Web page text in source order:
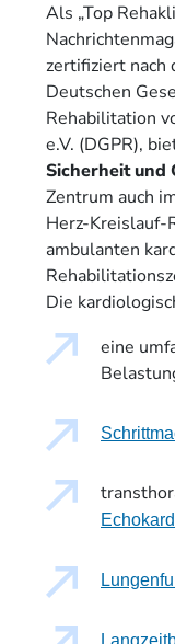
Als „Top
zertifiziert nach
Deutschen
Rehabilitation
e.V. (DGPR),
Sicherheit und
Zentrum auch
Herz-Kreislauf-
ambulanten
Die
eine